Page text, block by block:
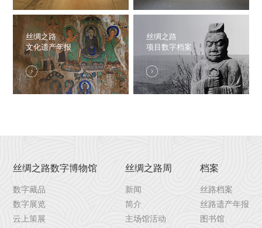
丝绸之路
文化遗产年报
丝绸之路
项目数字档案
丝绸之路数字博物馆
数字藏品
数字展览
云上策展
丝绸之路周
新闻
简介
主场馆活动
档案
丝路档案
丝路遗产年报
图书馆